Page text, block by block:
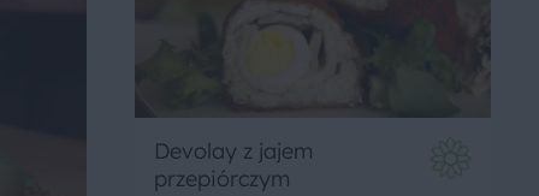
Devolay z jajem
przepiórczym